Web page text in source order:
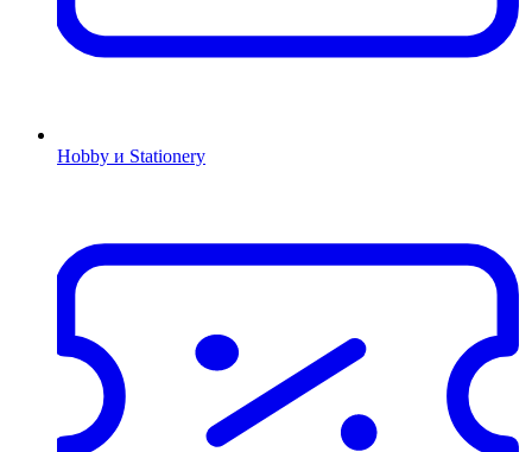
Hobby и Stationery